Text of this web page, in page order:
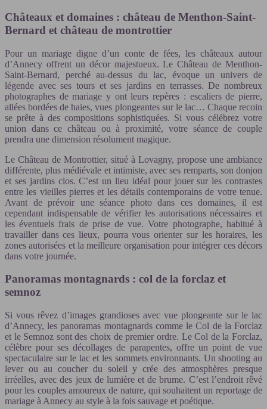
Châteaux et domaines : château de Menthon-Saint-
Bernard et château de montrottier
Pour un mariage digne d’un conte de fées, les châteaux autour
d’Annecy offrent un décor majestueux. Le Château de Menthon-
Saint-Bernard, perché au-dessus du lac, évoque un univers de
légende avec ses tours et ses jardins en terrasses. De nombreux
photographes de mariage y ont leurs repères : escaliers de pierre,
allées bordées de haies, vues plongeantes sur le lac… Chaque recoin
se prête à des compositions sophistiquées. Si vous célébrez votre
union dans ce château ou à proximité, votre séance de couple
prendra une dimension résolument magique.
Le Château de Montrottier, situé à Lovagny, propose une ambiance
différente, plus médiévale et intimiste, avec ses remparts, son donjon
et ses jardins clos. C’est un lieu idéal pour jouer sur les contrastes
entre les vieilles pierres et les détails contemporains de votre tenue.
Avant de prévoir une séance photo dans ces domaines, il est
cependant indispensable de vérifier les autorisations nécessaires et
les éventuels frais de prise de vue. Votre photographe, habitué à
travailler dans ces lieux, pourra vous orienter sur les horaires, les
zones autorisées et la meilleure organisation pour intégrer ces décors
dans votre journée.
Panoramas montagnards : col de la forclaz et
semnoz
Si vous rêvez d’images grandioses avec vue plongeante sur le lac
d’Annecy, les panoramas montagnards comme le Col de la Forclaz
et le Semnoz sont des choix de premier ordre. Le Col de la Forclaz,
célèbre pour ses décollages de parapentes, offre un point de vue
spectaculaire sur le lac et les sommets environnants. Un shooting au
lever ou au coucher du soleil y crée des atmosphères presque
irréelles, avec des jeux de lumière et de brume. C’est l’endroit rêvé
pour les couples amoureux de nature, qui souhaitent un reportage de
mariage à Annecy au style à la fois sauvage et poétique.